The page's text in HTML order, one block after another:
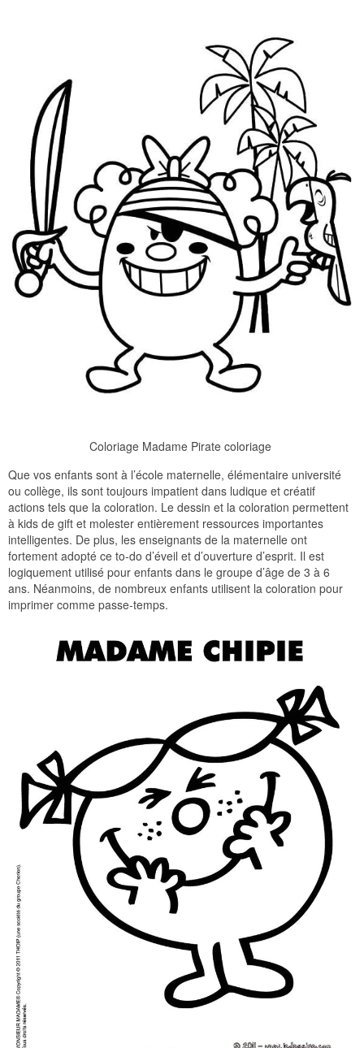
Coloriage Madame Pirate coloriage
Que vos enfants sont à l’école maternelle, élémentaire université
ou collège, ils sont toujours impatient dans ludique et créatif
actions tels que la coloration. Le dessin et la coloration permettent
à kids de gift et molester entièrement ressources importantes
intelligentes. De plus, les enseignants de la maternelle ont
fortement adopté ce to-do d’éveil et d’ouverture d’esprit. Il est
logiquement utilisé pour enfants dans le groupe d’âge de 3 à 6
ans. Néanmoins, de nombreux enfants utilisent la coloration pour
imprimer comme passe-temps.